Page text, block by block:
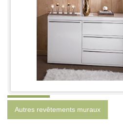
Toutes les photos
Autres revêtements muraux